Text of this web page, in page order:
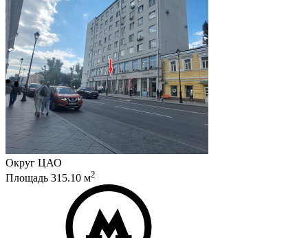
Округ ЦАО
Площадь 315.10 м2